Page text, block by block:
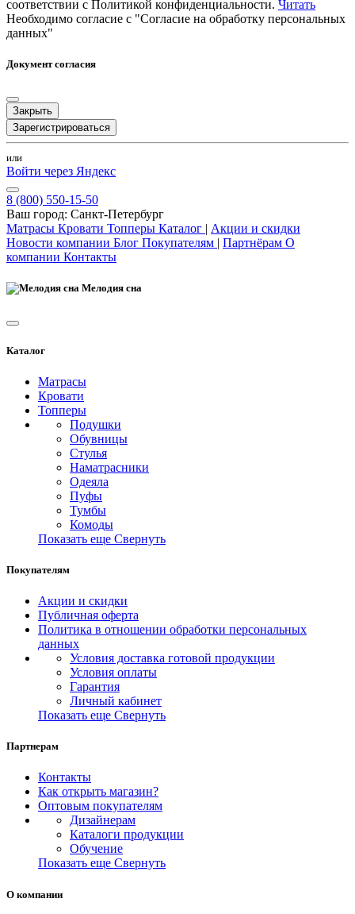
соответствии с Политикой конфиденциальности. Читать
Необходимо согласие с "Согласие на обработку персональных
данных"
Документ согласия
Закрыть
Зарегистрироваться
или
Войти через Яндекс
8 (800) 550-15-50
Ваш город: Санкт-Петербург
Матрасы Кровати Топперы Каталог | Акции и скидки
Новости компании Блог Покупателям | Партнёрам О
компании Контакты
Мелодия сна
Каталог
Матрасы
Кровати
Топперы
Подушки
Обувницы
Стулья
Наматрасники
Одеяла
Пуфы
Тумбы
Комоды
Показать еще Свернуть
Покупателям
Акции и скидки
Публичная оферта
Политика в отношении обработки персональных
данных
Условия доставка готовой продукции
Условия оплаты
Гарантия
Личный кабинет
Показать еще Свернуть
Партнерам
Контакты
Как открыть магазин?
Оптовым покупателям
Дизайнерам
Каталоги продукции
Обучение
Показать еще Свернуть
О компании